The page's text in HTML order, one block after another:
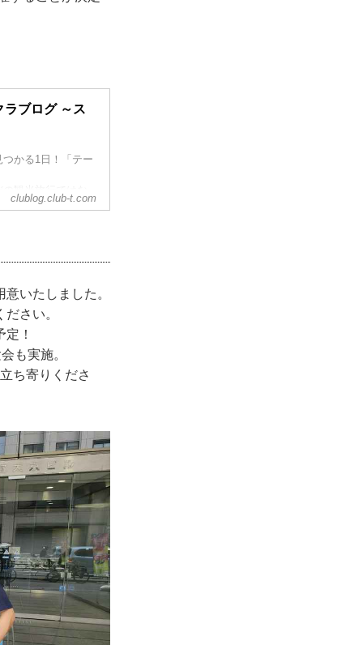
ラブログ ～ス
つかる1日！「テー
るく大説明会」
clublog.club-t.com
いたしました。
さい。
！
も実施。
ち寄りくださ